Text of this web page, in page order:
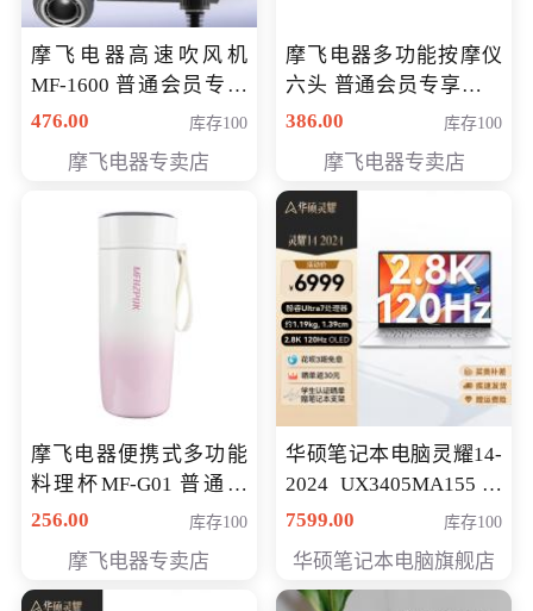
摩飞电器高速吹风机
MF-1600 普通会员专享
价298元
476.00 库存100
摩飞电器专卖店
摩飞电器多功能按摩仪
六头 普通会员专享价格
199元
386.00 库存100
摩飞电器专卖店
摩飞电器便携式多功能
料理杯MF-G01 普通会
员专享价格118元
256.00 库存100
摩飞电器专卖店
华硕笔记本电脑灵耀14-
2024 UX3405MA155冰
川银 oled 智慧轻薄本 会
7599.00 库存100
华硕笔记本电脑旗舰店